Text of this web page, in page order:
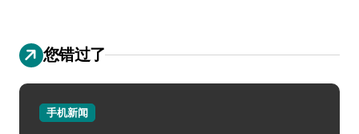
您错过了
手机新闻